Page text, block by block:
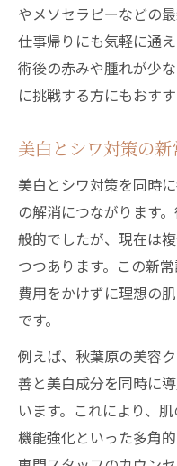
やメソセラピーなどの
仕事帰りにも気軽に通
術後の赤みや腫れが少
に挑戦する方にもおすす
美白とシワ対策の
美白とシワ対策を同時
の解消につながります
般的でしたが、現在は
つつあります。この新
費用をかけずに理想の
です。
例えば、秋葉原の美容
善と美白成分を同時に
います。これにより、
機能強化といった多角